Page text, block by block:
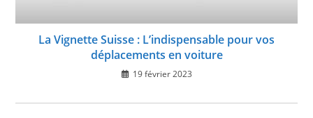
La Vignette Suisse : L’indispensable pour vos
déplacements en voiture
19 février 2023